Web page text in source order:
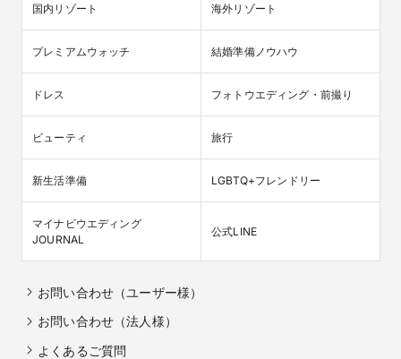
国内リゾート 海外リゾート
プレミアムウォッチ 結婚準備ノウハウ
ドレス フォトウエディング・前撮り
ビューティ 旅行
新生活準備 LGBTQ+フレンドリー
マイナビウエディング
JOURNAL
公式LINE
お問い合わせ（ユーザー様）
お問い合わせ（法人様）
よくあるご質問